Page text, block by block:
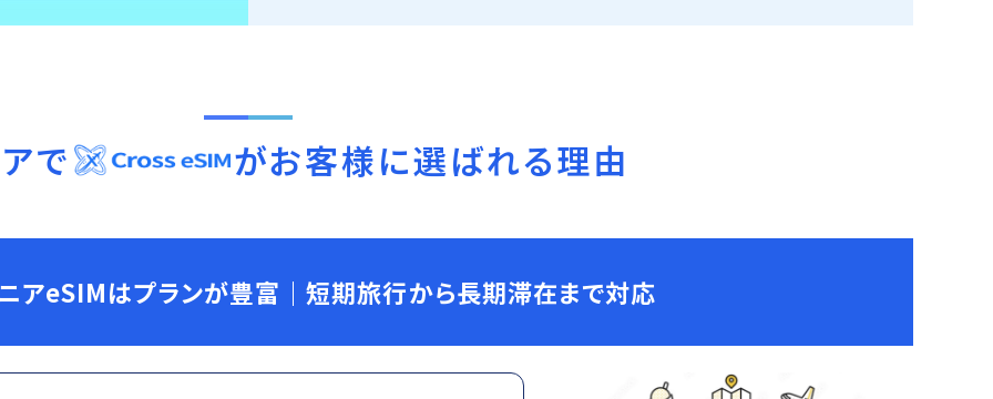
で がお客様に選ばれる理由
アeSIMはプランが豊富｜短期旅行から長期滞在まで対応